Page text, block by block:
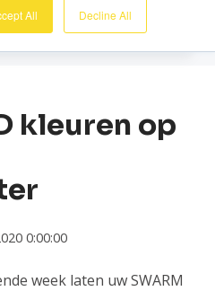
All Decline All
kleuren op
0:00:00
week laten uw SWARM